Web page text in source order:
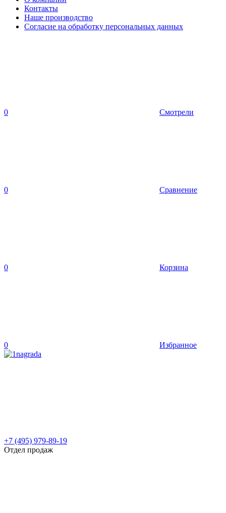
Контакты
Наше производство
Согласие на обработку персональных данных
0 Смотрели
0 Сравнение
0 Корзина
0 Избранное
+7 (495) 979-89-19
Отдел продаж